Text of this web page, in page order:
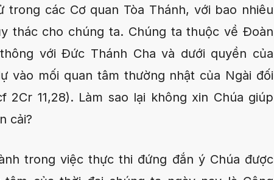
trong các Cơ quan Tòa Thánh, với bao nhiêu
thác cho chúng ta. Chúng ta thuộc về Ðoàn
với Ðức Thánh Cha và dưới quyền của
vào mối quan tâm thường nhật của Ngài đối
2Cr 11,28). Làm sao lại không xin Chúa giúp
cải?
trong việc thực thi đứng đắn ý Chúa được